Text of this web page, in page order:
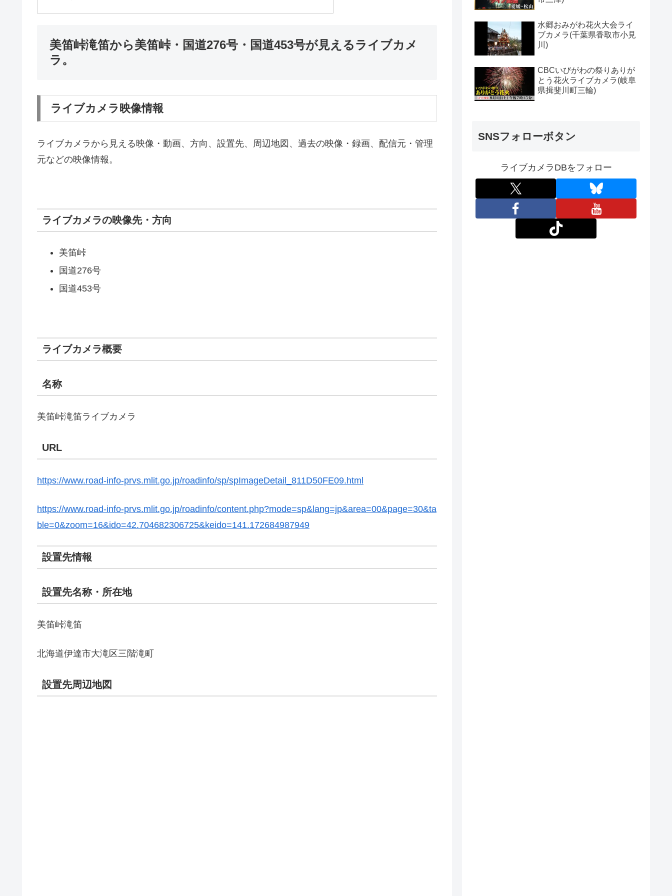
美笛峠滝笛から美笛峠・国道276号・国道453号が見えるライブカメ
ラ。
ライブカメラ映像情報
ライブカメラから見える映像・動画、方向、設置先、周辺地図、過去の映像・録画、配信元・管理
元などの映像情報。
ライブカメラの映像先・方向
美笛峠
国道276号
国道453号
ライブカメラ概要
名称
美笛峠滝笛ライブカメラ
URL
https://www.road-info-prvs.mlit.go.jp/roadinfo/sp/spImageDetail_811D50FE09.html
https://www.road-info-prvs.mlit.go.jp/roadinfo/content.php?mode=sp&lang=jp&area=00&page=30&ta
ble=0&zoom=16&ido=42.704682306725&keido=141.172684987949
設置先情報
設置先名称・所在地
美笛峠滝笛
北海道伊達市大滝区三階滝町
設置先周辺地図
水郷おみがわ花火大会ライ
ブカメラ(千葉県香取市小見
川)
CBCいびがわの祭りありが
とう花火ライブカメラ(岐阜
県揖斐川町三輪)
SNSフォローボタン
ライブカメラDBをフォロー